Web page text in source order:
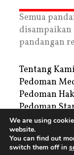
Semua
pandangan
Tentang
Pedoman
Pedoman
Pedoman
Privacy
Periklanan
We are using
website.
You can find out
switch them off in